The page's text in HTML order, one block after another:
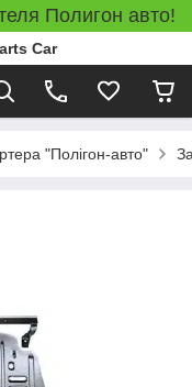
Полигон авто!
Car
"Полігон-авто"